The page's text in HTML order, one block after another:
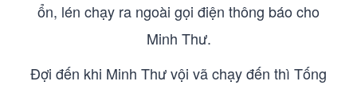
ổn, lén chạy ra ngoài gọi điện thông báo cho
Minh Thư.
Đợi đến khi Minh Thư vội vã chạy đến thì Tống